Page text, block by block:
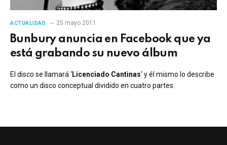
ACTUALIDAD 25 mayo 2011
Bunbury anuncia en Facebook que ya
está grabando su nuevo álbum
El disco se llamará ‘Licenciado Cantinas‘ y él mismo lo describe
como un disco conceptual dividido en cuatro partes.